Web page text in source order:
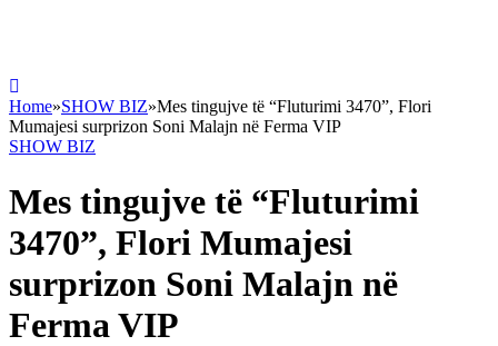
Home»SHOW BIZ»Mes tingujve të “Fluturimi 3470”, Flori
Mumajesi surprizon Soni Malajn në Ferma VIP
SHOW BIZ
Mes tingujve të “Fluturimi
3470”, Flori Mumajesi
surprizon Soni Malajn në
Ferma VIP